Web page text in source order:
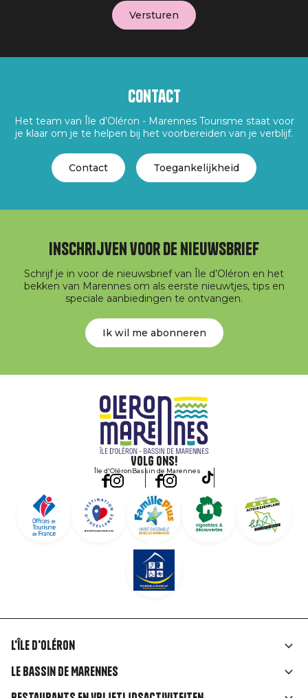
Contact
Het team van Île d’Oléron - Marennes Tourisme staat voor
je klaar om je te helpen bij het voorbereiden van je verblijf.
Contact Toegankelijkheid
Inschrijven voor de nieuwsbrief
Schrijf je in voor de nieuwsbrief van Île d’Oléron en het
bekken van Marennes om als eerste nieuwtjes, tips en
speciale aanbiedingen te ontvangen.
Ik wil me abonneren
Volg ons!
Île d'OléronBassin de Marennes
Liens
rubriques
L'île d'Oléron
Le Bassin de Marennes